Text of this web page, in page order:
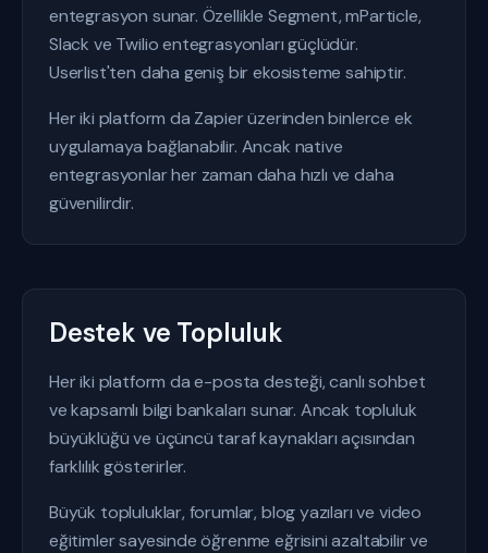
entegrasyon sunar. Özellikle Segment, mParticle,
Slack ve Twilio entegrasyonları güçlüdür.
Userlist'ten daha geniş bir ekosisteme sahiptir.
Her iki platform da Zapier üzerinden binlerce ek
uygulamaya bağlanabilir. Ancak native
entegrasyonlar her zaman daha hızlı ve daha
güvenilirdir.
Destek ve Topluluk
Her iki platform da e-posta desteği, canlı sohbet
ve kapsamlı bilgi bankaları sunar. Ancak topluluk
büyüklüğü ve üçüncü taraf kaynakları açısından
farklılık gösterirler.
Büyük topluluklar, forumlar, blog yazıları ve video
eğitimler sayesinde öğrenme eğrisini azaltabilir ve